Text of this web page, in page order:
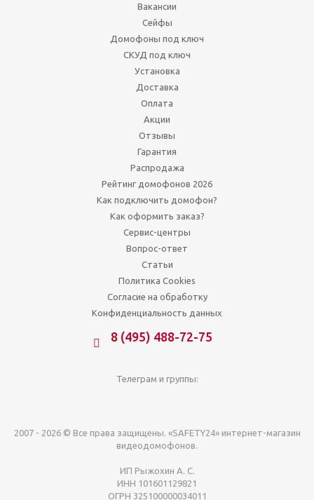
Вакансии
Сейфы
Домофоны под ключ
СКУД под ключ
Установка
Доставка
Оплата
Акции
Отзывы
Гарантия
Распродажа
Рейтинг домофонов 2026
Как подключить домофон?
Как оформить заказ?
Сервис-центры
Вопрос-ответ
Статьи
Политика Cookies
Согласие на обработку
Конфиденциальность данных
8 (495) 488-72-75
Телеграм и группы:
2007 - 2026 © Все права защищены. «SAFETY24» интернет-магазин
видеодомофонов.
ИП Рыжохин А. С.
ИНН 101601129821
ОГРН 325100000034011